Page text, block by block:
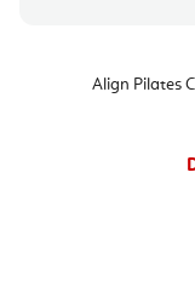
Align Pilates